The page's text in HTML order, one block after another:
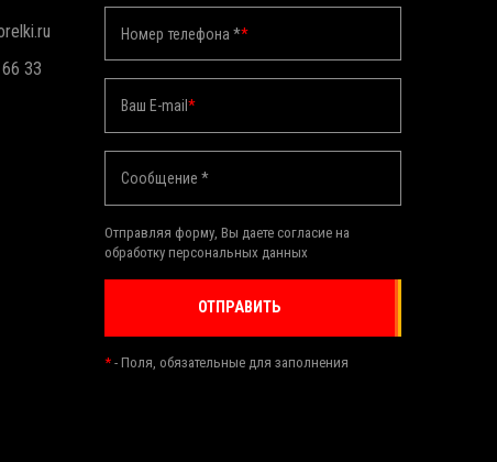
33
Номер телефона **
Ваш E-mail *
Сообщение *
Отправляя форму, Вы даете согласие на
обработку персональных данных
ОТПРАВИТЬ
* - Поля, обязательные для заполнения